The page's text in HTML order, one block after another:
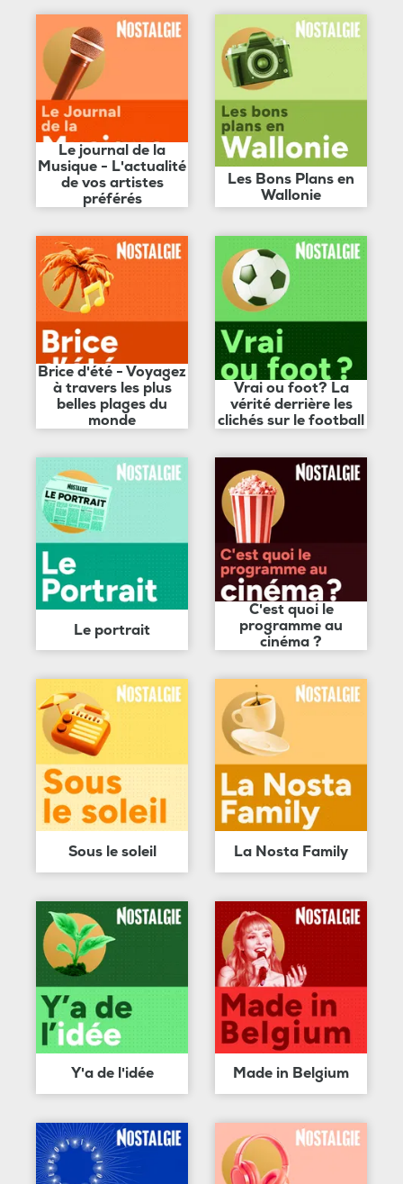
Le journal de la
Musique - L'actualité
de vos artistes
préférés
Les Bons Plans en
Wallonie
Brice d'été - Voyagez
à travers les plus
belles plages du
monde
Vrai ou foot? La
vérité derrière les
clichés sur le football
Le portrait
C'est quoi le
programme au
cinéma ?
Sous le soleil La Nosta Family
Y'a de l'idée Made in Belgium